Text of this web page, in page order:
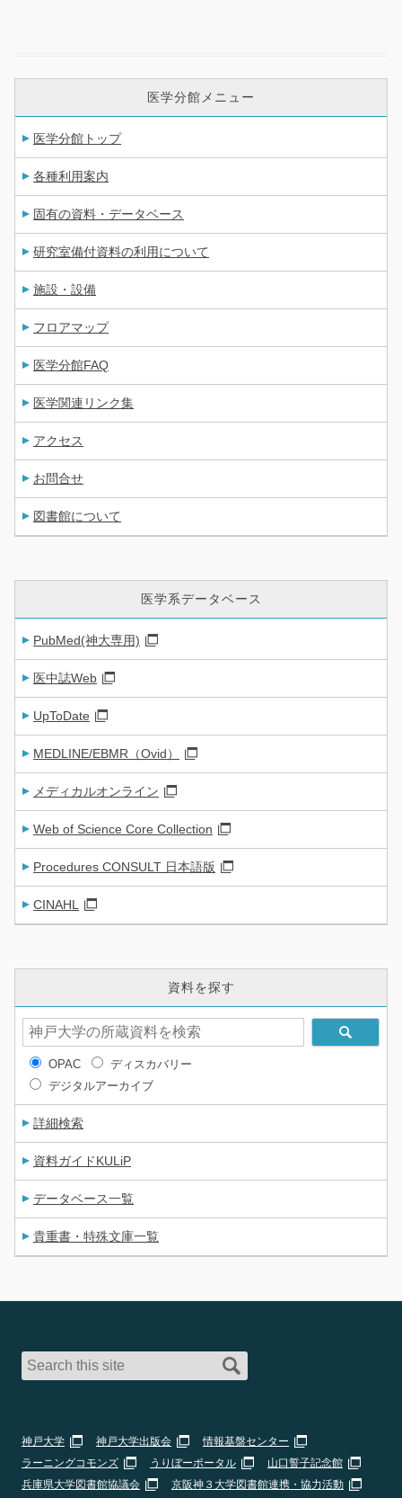
医学分館メニュー
医学分館トップ
各種利用案内
固有の資料・データベース
研究室備付資料の利用について
施設・設備
フロアマップ
医学分館FAQ
医学関連リンク集
アクセス
お問合せ
図書館について
医学系データベース
PubMed(神大専用)
医中誌Web
UpToDate
MEDLINE/EBMR（Ovid）
メディカルオンライン
Web of Science Core Collection
Procedures CONSULT 日本語版
CINAHL
資料を探す
OPAC
ディスカバリー
デジタルアーカイブ
詳細検索
資料ガイドKULiP
データベース一覧
貴重書・特殊文庫一覧
神戸大学 神戸大学出版会
情報基盤センター
ラーニングコモンズ
うりぼーポータル
山口誓子記念館
兵庫県大学図書館協議会
京阪神３大学図書館連携・協力活動